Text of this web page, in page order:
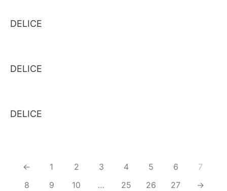
DELICE
DELICE
DELICE
← 1 2 3 4 5 6
7
8
9 10 … 25 26 27 →